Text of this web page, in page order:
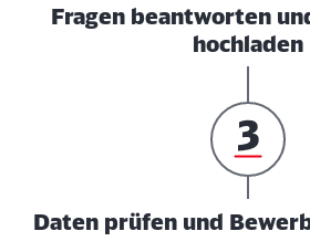
Fragen beantworten
hochladen
Daten prüfen und